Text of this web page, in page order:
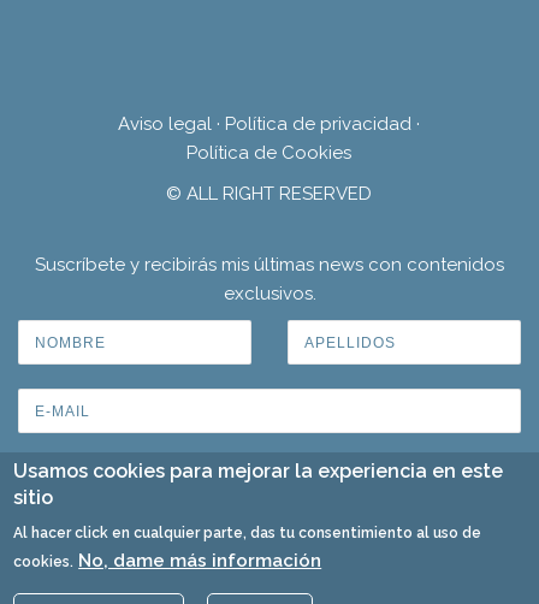
Aviso legal · Política de privacidad ·
Política de Cookies
© ALL RIGHT RESERVED
Suscríbete y recibirás mis últimas news con contenidos
exclusivos.
Usamos cookies para mejorar la experiencia en este
sitio
Al hacer click en cualquier parte, das tu consentimiento al uso de
cookies. No, dame más información